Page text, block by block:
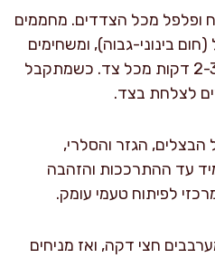
מכל הצדדים. מחממים
בינוני-גבוה), ומשחימים
היטב כל פרוסת צלע – 2-3 דקות מכל צד. כשמתקבל
לצלחת בצד.
הבצלים, הגזר והסלרי,
עד ההתרככות והזהבה
חצי דקה, ואז מניחים